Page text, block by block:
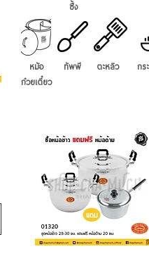
ซึ้ง
หม้อ
ก๋วยเตี๋ยว
ทัพพี ตะหลิว กร